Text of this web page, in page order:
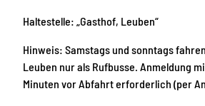
Haltestelle: „Gasthof, Leuben“
Hinweis: Samstags und sonntags
Leuben nur als Rufbusse. Anmeldung
Minuten vor Abfahrt erforderlich (per